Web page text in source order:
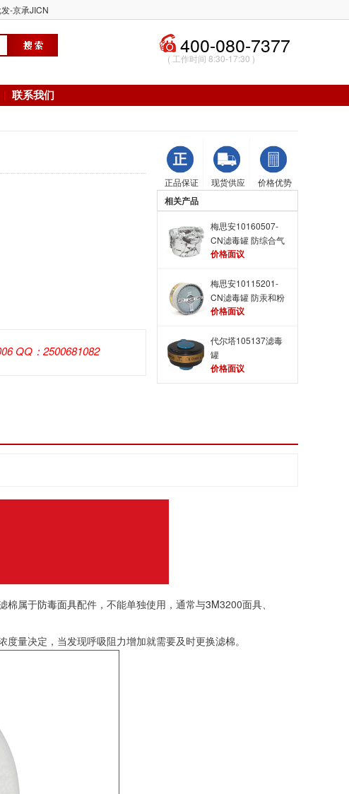
-京承JICN
400-080-7377
( 工作时间 8:30-17:30 )
联系我们
QQ：2500681082
正品保证 现货供应 价格优势
相关产品
梅思安10160507-
CN滤毒罐 防综合气
体，Hg，一氧化
价格面议
梅思安10115201-
CN滤毒罐 防汞和粉
尘
价格面议
代尔塔105137滤毒
罐
价格面议
棉属于防毒面具配件，不能单独使用，通常与3M3200面具、
量决定，当发现呼吸阻力增加就需要及时更换滤棉。